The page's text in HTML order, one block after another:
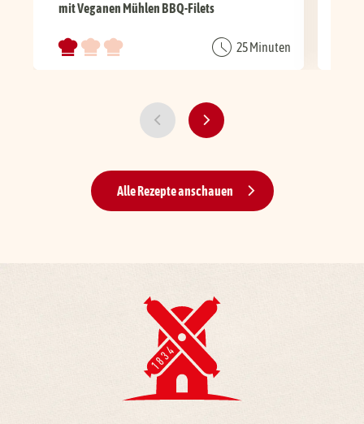
mit Veganen Mühlen BBQ-Filets
25 Minuten
Alle Rezepte anschauen